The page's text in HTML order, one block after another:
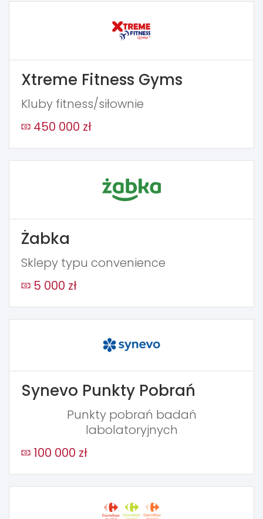
Xtreme Fitness Gyms
Kluby fitness/siłownie
450 000 zł
Żabka
Sklepy typu convenience
5 000 zł
Synevo Punkty Pobrań
Punkty pobrań badań
labolatoryjnych
100 000 zł